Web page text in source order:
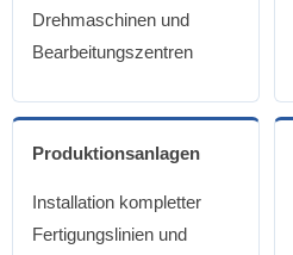
Drehmaschinen und
Bearbeitungszentren
Produktionsanlagen
Installation kompletter
Fertigungslinien und